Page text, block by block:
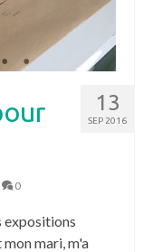
13
SEP 2016
0
expositions
mari, m'a